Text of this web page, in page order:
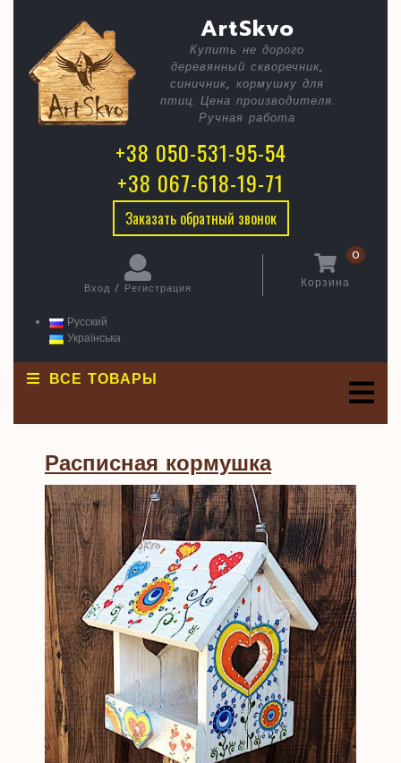
ArtSkvo
Купить не дорого
деревянный скворечник,
синичник, кормушку для
птиц. Цена производителя.
Ручная работа
+38 050-531-95-54
+38 067-618-19-71
Заказать обратный звонок
Вход / Регистрация
Корзина
0
Русский
Українська
ВСЕ ТОВАРЫ
Расписная кормушкаРасписная
кормушка